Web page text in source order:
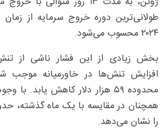
طولانی‌ترین دوره خروج سرمایه از زمان
۲۰۲۴ محسوب می‌شود.
بخش زیادی از این فشار ناشی از
افزایش تنش‌ها در خاورمیانه موجب
محدوده ۵۹ هزار دلار کاهش یابد.
را نشان می‌دهد.